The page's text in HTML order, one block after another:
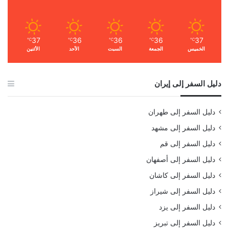
37
℃
الخميس
36
℃
الجمعة
36
℃
السبت
36
℃
الأحد
37
℃
الأثنين
دليل السفر إلى إيران
دليل السفر إلى طهران
دليل السفر إلى مشهد
دليل السفر إلى قم
دليل السفر إلى أصفهان
دليل السفر إلى كاشان
دليل السفر إلى شيراز
دليل السفر إلى يزد
دليل السفر إلى تبريز